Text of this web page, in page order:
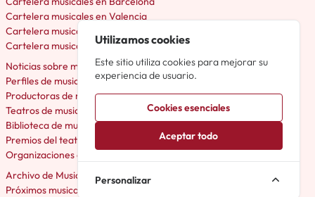
Cartelera musicales en Valencia
Cartelera musicales en Málaga
Cartelera musicales en Bilbao
Noticias sobre musicales en España
Perfiles de musicales España
Productoras de musicales España
Teatros de musicales España
Biblioteca de musicales España
Premios del teatro musical
Organizaciones de teatro musical
Archivo de Musicales
Próximos musicales España
Utilizamos cookies
Este sitio utiliza cookies para mejorar su
experiencia de usuario.
Cookies esenciales
Aceptar todo
Personalizar